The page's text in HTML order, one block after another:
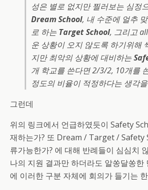
성은 별로 없지만 찔러보는 심정
Dream School, 내 수준에 얼추
로 하는 Target School, 그리고
운 상황이 오지 않도록 하기위해
지만 최악의 상황에 대비하는
개 학교를 쓴다면 2/3/2, 10개를
정도의 비율이 적정하다는 생각
그런데
위의 링크에서 언급하였듯이 Safety
재하는가? 또 Dream / Target / Safety
류가능한가? 에 대해 반례들이 심심치
나의 지원 결과만 하더라도 알쏭달쏭한
에 이러한 구분 자체에 회의가 들기는